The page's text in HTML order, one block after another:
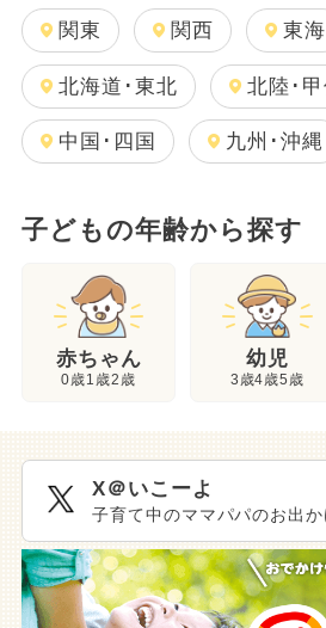
関東 関西 東海
北海道･東北 北陸･
中国･四国 九州･沖縄
子どもの年齢から探す
赤ちゃん
0歳1歳2歳
幼児
3歳4歳5歳
X＠いこーよ
子育て中のママパパのお出か